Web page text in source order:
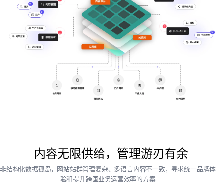
内容无限供给，管理游刃有余
非结构化数据孤岛，网站站群管理复杂、多语言内容不一致，寻求统一品牌体
验和提升跨国业务运营效率的方案